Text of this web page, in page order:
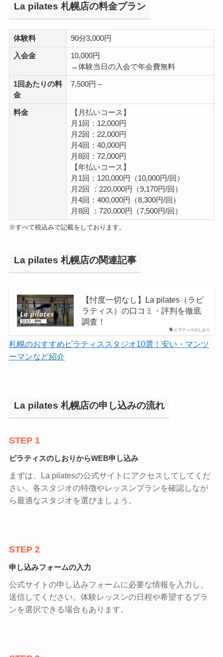
La pilates 札幌店の料金プラン
体験料 90分3,000円
入会金
10,000円
→体験当日の入会で年会費無料
1回あたりの料
金
7,500円～
料金
【月払いコース】
月1回：12,000円
月2回：22,000円
月4回：40,000円
月8回：72,000円
【年払いコース】
月1回：120,000円（10,000円/回）
月2回 ：220,000円（9,170円/回）
月4回：400,000円（8,300円/回）
月8回 ：720,000円（7,500円/回）
※すべて税込みで記載をしております。
La pilates 札幌店の関連記事
ピラティスのしおり
【忖度一切なし】La pilates（ラピ
ラティス）の口コミ・評判を徹底
調査！
札幌のおすすめピラティススタジオ10選！安い・マンツ
ーマンなど紹介
La pilates 札幌店の申し込みの流れ
STEP 1
ピラティスのしおりからWEB申し込み
まずは、La pilatesの公式サイトにアクセスしてしてくだ
さい。各スタジオの特徴やレッスンプランを確認しなが
ら最適なスタジオを選びましょう。
STEP 2
申し込みフォームの入力
公式サイトの申し込みフォームに必要な情報を入力し、
送信してください。体験レッスンの日程や希望するプラ
ンを選択できる場合もあります。